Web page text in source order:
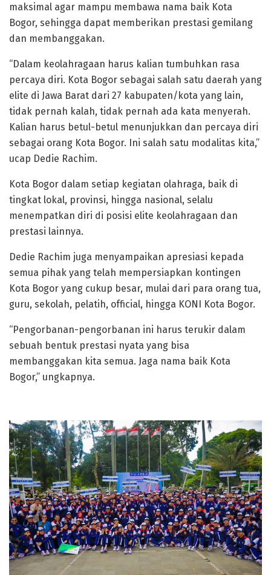
maksimal agar mampu membawa nama baik Kota
Bogor, sehingga dapat memberikan prestasi gemilang
dan membanggakan.
“Dalam keolahragaan harus kalian tumbuhkan rasa
percaya diri. Kota Bogor sebagai salah satu daerah yang
elite di Jawa Barat dari 27 kabupaten/kota yang lain,
tidak pernah kalah, tidak pernah ada kata menyerah.
Kalian harus betul-betul menunjukkan dan percaya diri
sebagai orang Kota Bogor. Ini salah satu modalitas kita,”
ucap Dedie Rachim.
Kota Bogor dalam setiap kegiatan olahraga, baik di
tingkat lokal, provinsi, hingga nasional, selalu
menempatkan diri di posisi elite keolahragaan dan
prestasi lainnya.
Dedie Rachim juga menyampaikan apresiasi kepada
semua pihak yang telah mempersiapkan kontingen
Kota Bogor yang cukup besar, mulai dari para orang tua,
guru, sekolah, pelatih, official, hingga KONI Kota Bogor.
“Pengorbanan-pengorbanan ini harus terukir dalam
sebuah bentuk prestasi nyata yang bisa
membanggakan kita semua. Jaga nama baik Kota
Bogor,” ungkapnya.